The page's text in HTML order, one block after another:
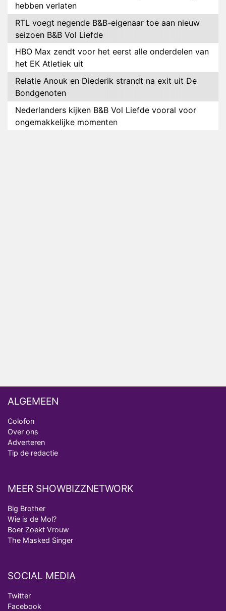
hebben verlaten
RTL voegt negende B&B-eigenaar toe aan nieuw
seizoen B&B Vol Liefde
HBO Max zendt voor het eerst alle onderdelen van
het EK Atletiek uit
Relatie Anouk en Diederik strandt na exit uit De
Bondgenoten
Nederlanders kijken B&B Vol Liefde vooral voor
ongemakkelijke momenten
ALGEMEEN
Colofon
Over ons
Adverteren
Tip de redactie
MEER SHOWBIZZNETWORK
Big Brother
Wie is de Mol?
Boer Zoekt Vrouw
The Masked Singer
SOCIAL MEDIA
Twitter
Facebook